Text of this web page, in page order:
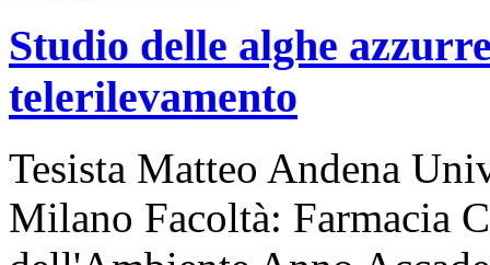
Studio delle alghe
telerilevamento
Tesista Matteo Andena
Milano Facoltà: Farmacia